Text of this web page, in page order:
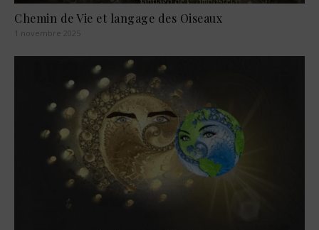
Chemin de Vie et langage des Oiseaux
1 novembre 2025